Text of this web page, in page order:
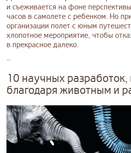
и съеживается на фоне
часов в самолете с ребенком. Но
организации полет с юным
хлопотное мероприятие, чтобы
в прекрасное далеко.
...
10 научных
благодаря животным и